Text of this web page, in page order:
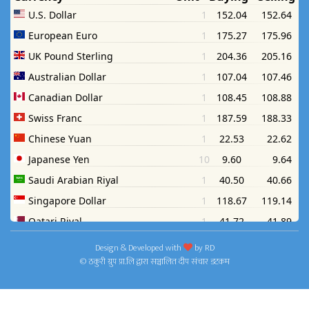
Design & Developed with byRD
© ठकुरी ग्रुप प्रा.लि द्वारा सञ्चालित दीप संचार डटकम